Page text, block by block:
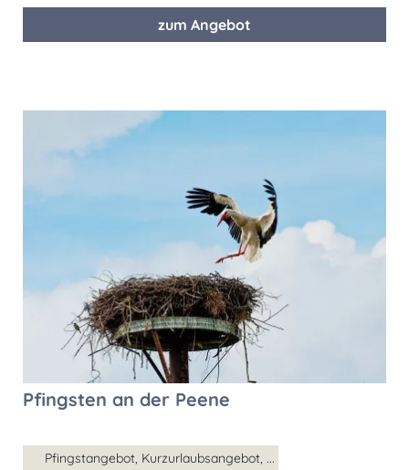
zum Angebot
Pfingsten an der Peene
Pfingstangebot, Kurzurlaubsangebot, ...